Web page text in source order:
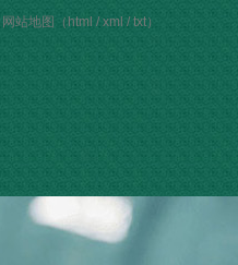
网站地图（ html / xml / txt）